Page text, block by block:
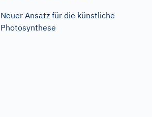
Neuer Ansatz für die künstliche
Photosynthese